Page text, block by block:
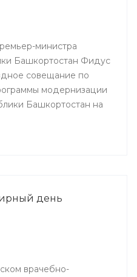
министра
Башкортостан Фидус
совещание по
модернизации
Башкортостан на
день
врачебно-